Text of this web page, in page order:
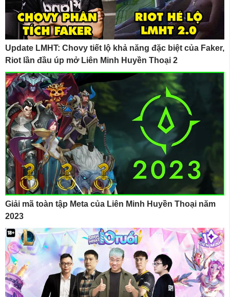
Update LMHT: Chovy tiết lộ khả năng đặc biệt của Faker,
Riot lần đầu úp mở Liên Minh Huyền Thoại 2
Giải mã toàn tập Meta của Liên Minh Huyền Thoại năm
2023